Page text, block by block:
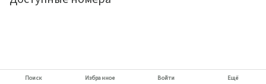
Поиск Избранное Войти Ещё